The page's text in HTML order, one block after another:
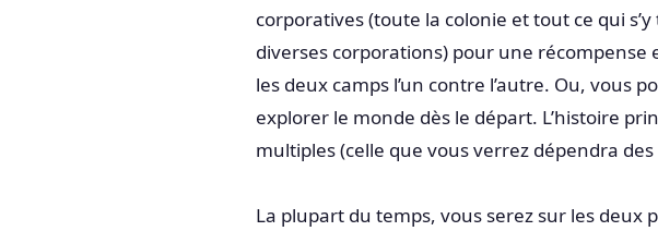
corporatives (toute la colonie et tout ce qui
diverses corporations) pour une
les deux camps l’un contre l’autre. Ou, vous
explorer le monde dès le départ. L’histoire
multiples (celle que vous verrez dépendra
La plupart du temps, vous serez sur les deux